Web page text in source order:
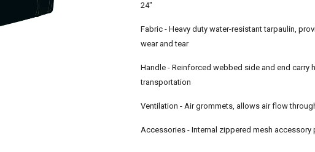
24"
Fabric - Heavy duty water-resistant tarpaulin,
wear and tear
Handle - Reinforced webbed side and end carry
transportation
Ventilation - Air grommets, allows air flow
Accessories - Internal zippered mesh accessory